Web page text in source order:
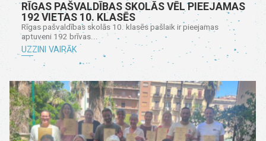
RĪGAS PAŠVALDĪBAS SKOLĀS VĒL PIEEJAMAS
192 VIETAS 10. KLASĒS
Rīgas pašvaldības skolās 10. klasēs pašlaik ir pieejamas
aptuveni 192 brīvas...
UZZINI VAIRĀK